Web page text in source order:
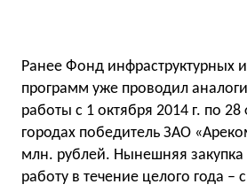
Ранее Фонд инфраструктурных
программ уже проводил
работы с 1 октября 2014 г. по 28
городах победитель ЗАО
млн. рублей. Нынешняя закупка
работу в течение целого года –